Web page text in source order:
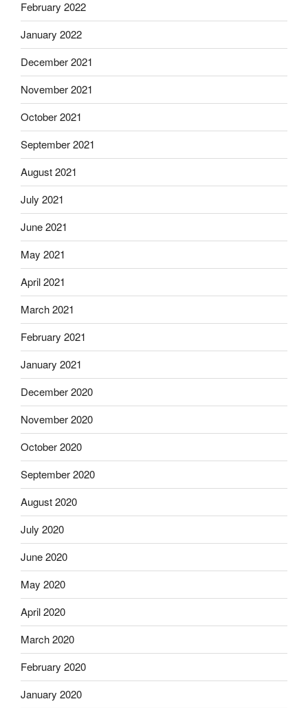
February 2022
January 2022
December 2021
November 2021
October 2021
September 2021
August 2021
July 2021
June 2021
May 2021
April 2021
March 2021
February 2021
January 2021
December 2020
November 2020
October 2020
September 2020
August 2020
July 2020
June 2020
May 2020
April 2020
March 2020
February 2020
January 2020